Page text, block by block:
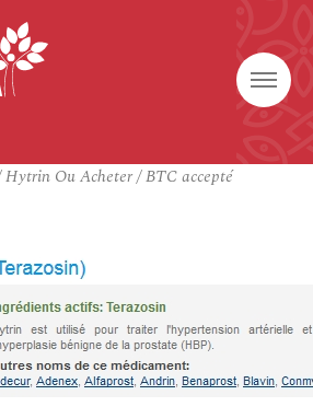
Ou Acheter / BTC accepté